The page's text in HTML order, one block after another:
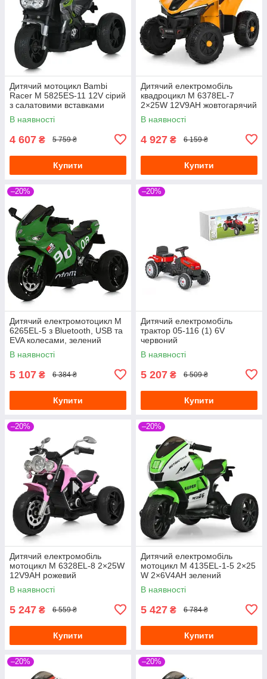
Дитячий мотоцикл Bambi
Racer M 5825ES-11 12V сірий
з салатовими вставками
В наявності
4 607 ₴ 5 759 ₴
Купити
Дитячий електромобіль
квадроцикл M 6378EL-7
2×25W 12V9AH жовтогарячий
В наявності
4 927 ₴ 6 159 ₴
Купити
–20%
Дитячий електромотоцикл M
6265EL-5 з Bluetooth, USB та
EVA колесами, зелений
В наявності
5 107 ₴ 6 384 ₴
Купити
–20%
Дитячий електромобіль
трактор 05-116 (1) 6V
червоний
В наявності
5 207 ₴ 6 509 ₴
Купити
–20%
Дитячий електромобіль
мотоцикл M 6328EL-8 2×25W
12V9AH рожевий
В наявності
5 247 ₴ 6 559 ₴
Купити
–20%
Дитячий електромобіль
мотоцикл M 4135EL-1-5 2×25
W 2×6V4AH зелений
В наявності
5 427 ₴ 6 784 ₴
Купити
–20% –20%